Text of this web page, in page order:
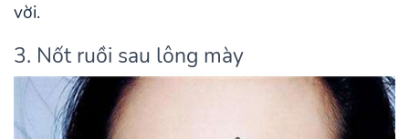
vời.
3. Nốt ruồi sau lông mày